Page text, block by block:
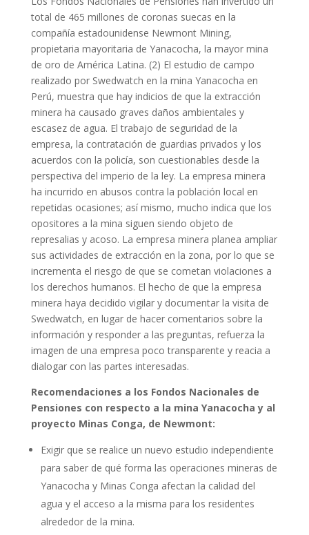
total de 465 millones de coronas suecas en la
compañía estadounidense Newmont Mining,
propietaria mayoritaria de Yanacocha, la mayor mina
de oro de América Latina. (2) El estudio de campo
realizado por Swedwatch en la mina Yanacocha en
Perú, muestra que hay indicios de que la extracción
minera ha causado graves daños ambientales y
escasez de agua. El trabajo de seguridad de la
empresa, la contratación de guardias privados y los
acuerdos con la policía, son cuestionables desde la
perspectiva del imperio de la ley. La empresa minera
ha incurrido en abusos contra la población local en
repetidas ocasiones; así mismo, mucho indica que los
opositores a la mina siguen siendo objeto de
represalias y acoso. La empresa minera planea ampliar
sus actividades de extracción en la zona, por lo que se
incrementa el riesgo de que se cometan violaciones a
los derechos humanos. El hecho de que la empresa
minera haya decidido vigilar y documentar la visita de
Swedwatch, en lugar de hacer comentarios sobre la
información y responder a las preguntas, refuerza la
imagen de una empresa poco transparente y reacia a
dialogar con las partes interesadas.
Recomendaciones a los Fondos Nacionales de
Pensiones con respecto a la mina Yanacocha y al
proyecto Minas Conga, de Newmont:
Exigir que se realice un nuevo estudio independiente
para saber de qué forma las operaciones mineras de
Yanacocha y Minas Conga afectan la calidad del
agua y el acceso a la misma para los residentes
alrededor de la mina.